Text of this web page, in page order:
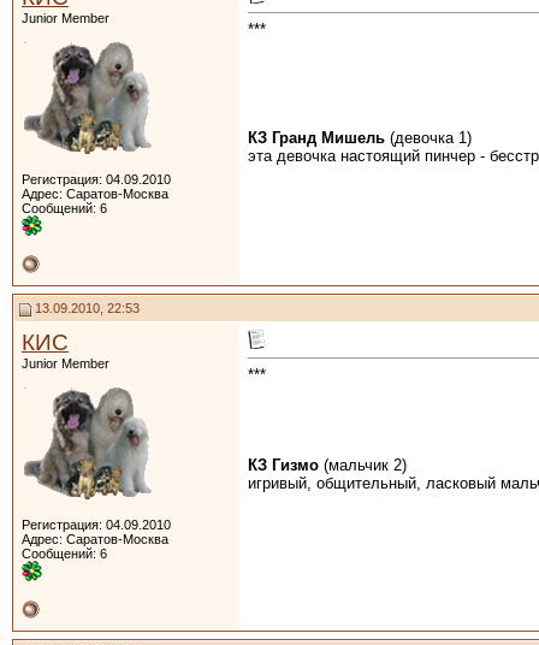
Junior Member
Регистрация: 04.09.2010
Адрес: Саратов-Москва
Сообщений: 6
***
КЗ Гранд Мишель (девочка 1)
эта девочка настоящий пинчер -
13.09.2010, 22:53
КИС
Junior Member
Регистрация: 04.09.2010
Адрес: Саратов-Москва
Сообщений: 6
***
КЗ Гизмо (мальчик 2)
игривый, общительный, ласковый